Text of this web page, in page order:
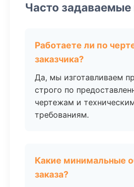
Часто
Работаете ли по
заказчика?
Да, мы изготавливаем
строго по
чертежам и
требованиям.
Какие минимальные
заказа?